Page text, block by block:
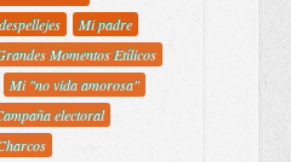
Mi padre
Momentos Etílicos
Mi "no vida amorosa"
electoral